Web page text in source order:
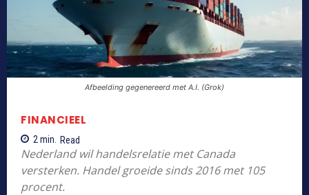
Afbeelding gegenereerd met A.I. (Grok)
FINANCIEEL
2min. Read
Nederland wil handelsrelatie met Canada
versterken. Handel groeide sinds 2016 met 105
procent.